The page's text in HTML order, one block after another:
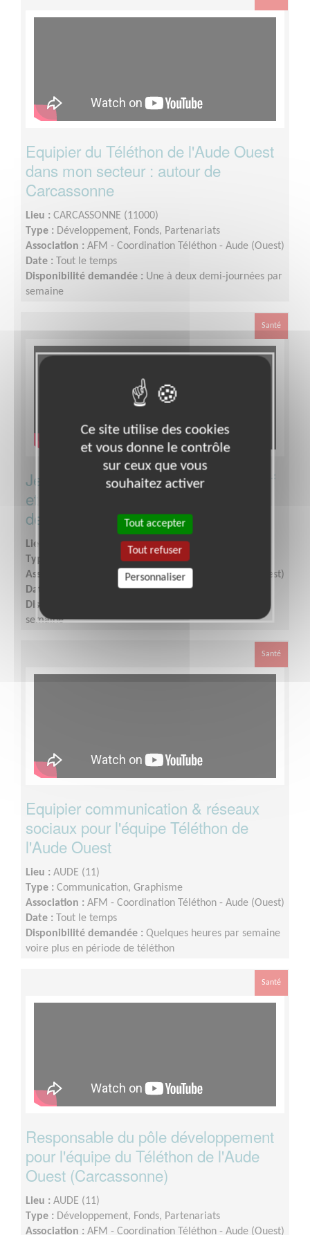
Equipier du Téléthon de l'Aude Ouest
dans mon secteur : autour de
Carcassonne
Lieu : CARCASSONNE (11000)
Type : Développement, Fonds, Partenariats
Association : AFM - Coordination Téléthon - Aude (Ouest)
Date :
Tout le temps
Disponibilité demandée : Une à deux demi-journées par
semaine
Santé
Je deviens Responsable administratif
et financier pour l'équipe du Téléthon
de l'Aude (Carcassonne)
Lieu :
Type :
Gestion financière et comptable
Association :
AFM - Coordination Téléthon - Aude (Ouest)
Date :
Disponibilité demandée :
semaine
Santé
Equipier communication & réseaux
sociaux pour l'équipe Téléthon de
l'Aude Ouest
Lieu : AUDE (11)
Type : Communication, Graphisme
Association : AFM - Coordination Téléthon - Aude (Ouest)
Date :
Tout le temps
Disponibilité demandée : Quelques heures par semaine
voire plus en période de téléthon
Santé
Responsable du pôle développement
pour l'équipe du Téléthon de l'Aude
Ouest (Carcassonne)
Lieu : AUDE (11)
Type : Développement, Fonds, Partenariats
Association : AFM - Coordination Téléthon - Aude (Ouest)
Ce site utilise des cookies
et vous donne le contrôle
sur ceux que vous
souhaitez activer
Tout accepter
Tout refuser
Personnaliser